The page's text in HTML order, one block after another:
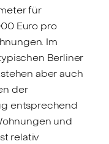
für
Euro pro
Im
Berliner
aber auch
der
entsprechend
und
relativ